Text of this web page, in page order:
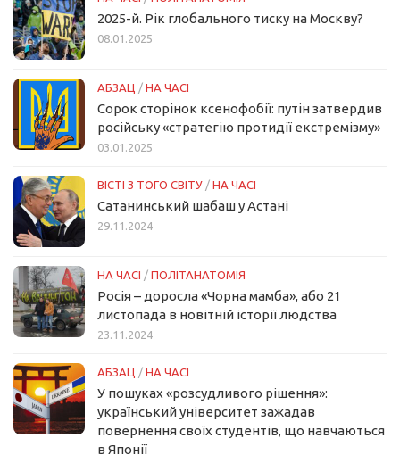
2025-й. Рік глобального тиску на Москву?
08.01.2025
АБЗАЦ / НА ЧАСІ
Сорок сторінок ксенофобії: путін затвердив
російську «стратегію протидії екстремізму»
03.01.2025
ВІСТІ З ТОГО СВІТУ / НА ЧАСІ
Сатанинський шабаш у Астані
29.11.2024
НА ЧАСІ / ПОЛІТАНАТОМІЯ
Росія – доросла «Чорна мамба», або 21
листопада в новітній історії людства
23.11.2024
АБЗАЦ / НА ЧАСІ
У пошуках «розсудливого рішення»:
український університет зажадав
повернення своїх студентів, що навчаються
в Японії